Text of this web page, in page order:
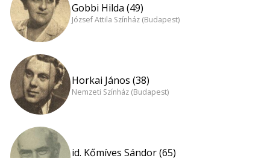
Gobbi Hilda (49)
József Attila Színház (Budapest)
Horkai János (38)
Nemzeti Színház (Budapest)
id. Kőmíves Sándor (65)